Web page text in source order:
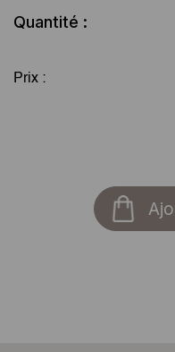
Quantité :
Prix :